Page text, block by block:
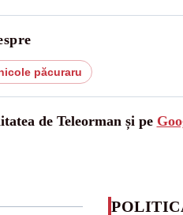
păcuraru
de Teleorman și pe